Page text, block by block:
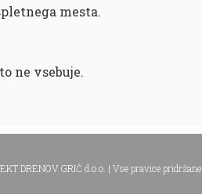
mesta.
ne vsebuje.
DRENOV GRIČ d.o.o. | Vse pravice pridržane.